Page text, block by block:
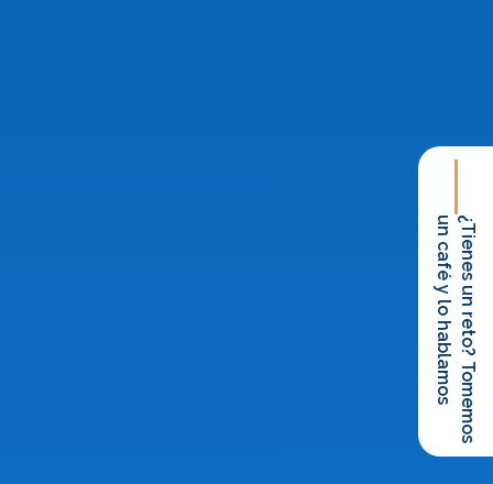
¿Tienes un reto? Tomemos
un café y lo hablamos